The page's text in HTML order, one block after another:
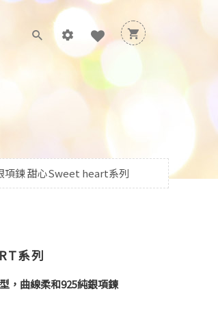
項鍊 甜心Sweet heart系列
系列
，曲線柔和925純銀項鍊